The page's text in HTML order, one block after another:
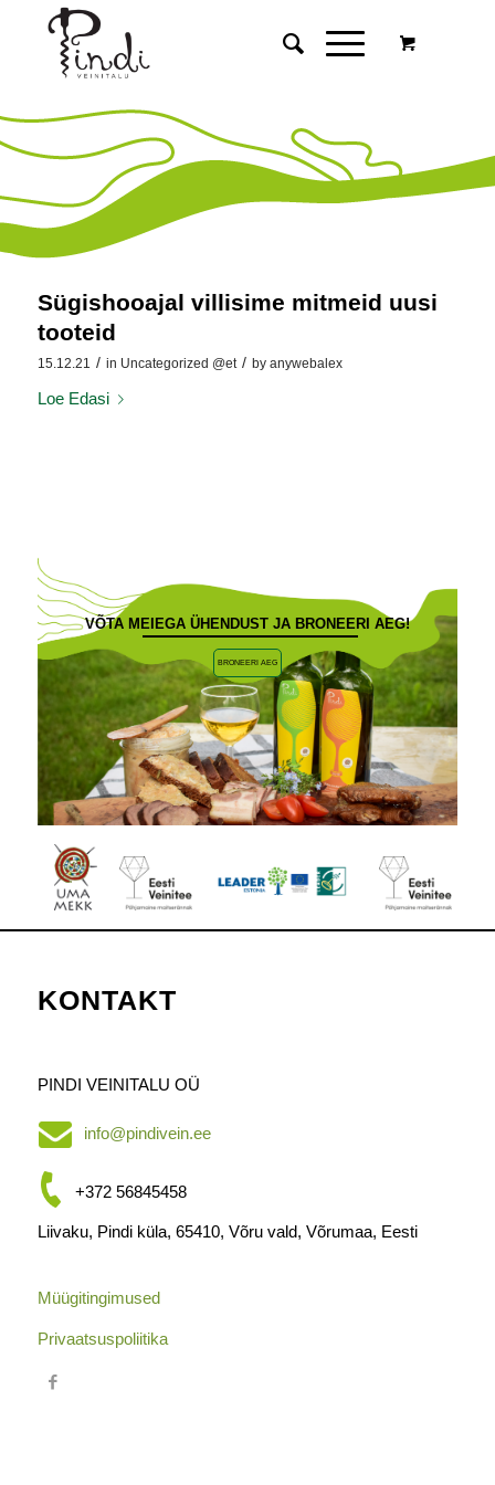
Sügishooajal villisime mitmeid uusi
tooteid
15.12.21 / in Uncategorized @et / by anywebalex
Loe Edasi
VÕTA MEIEGA ÜHENDUST JA BRONEERI AEG!
BRONEERI AEG
KONTAKT
PINDI VEINITALU OÜ
info@pindivein.ee
+372 56845458
Liivaku, Pindi küla, 65410, Võru vald, Võrumaa, Eesti
Müügitingimused
Privaatsuspoliitika